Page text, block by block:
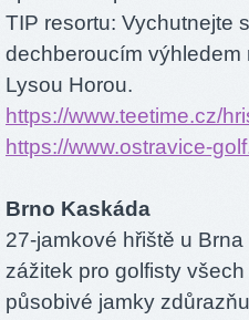
TIP resortu: Vychutnejte
dechberoucím výhledem
Lysou Horou.
https://www.teetime.cz/
https://www.ostravice-
Brno Kaskáda
27-jamkové hřiště u
zážitek pro golfisty
působivé jamky